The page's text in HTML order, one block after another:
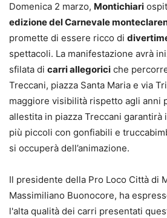
Domenica 2 marzo, Montichiari
edizione del Carnevale
promette di essere ricco di
spettacoli. La manifestazione avrà
sfilata di carri allegorici che
Treccani, piazza Santa Maria e via
maggiore visibilità rispetto agli anni
allestita in piazza Treccani
più piccoli con gonfiabili e
si occuperà dell’animazione.
Il presidente della Pro Loco Città di
Massimiliano Buonocore, ha
l'alta qualità dei carri presentati